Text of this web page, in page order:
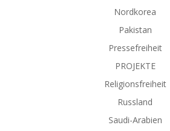
Nordkorea
Pakistan
Pressefreiheit
PROJEKTE
Religionsfreiheit
Russland
Saudi-Arabien